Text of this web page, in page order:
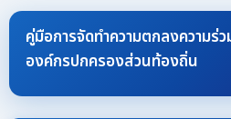
คู่มือการจัดทำความตกลงความร่
องค์กรปกครองส่วนท้องถิ่น